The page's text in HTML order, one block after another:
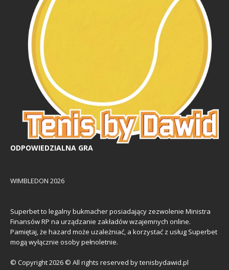
ODPOWIEDZIALNA GRA
WIMBLEDON 2026
Superbet to legalny bukmacher posiadający zezwolenie Ministra
Finansów RP na urządzanie zakładów wzajemnych online.
Pamiętaj, że hazard może uzależniać, a korzystać z usług Superbet
mogą wyłącznie osoby pełnoletnie.
© Copyright 2026 © All rights reserved by tenisbydawid.pl